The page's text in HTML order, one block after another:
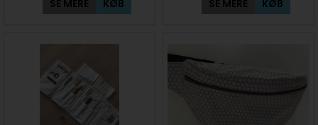
SE MERE KØB SE MERE KØB